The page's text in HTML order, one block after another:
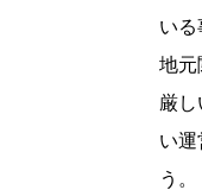
いる
地元
厳し
い運
う。